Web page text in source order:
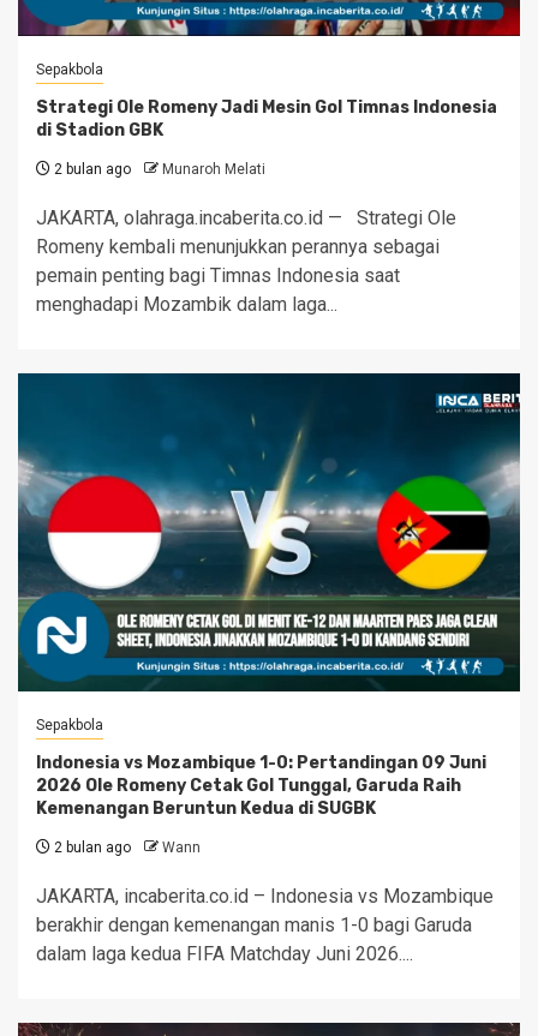
Sepakbola
Strategi Ole Romeny Jadi Mesin Gol Timnas Indonesia
di Stadion GBK
2 bulan ago Munaroh Melati
JAKARTA, olahraga.incaberita.co.id — Strategi Ole
Romeny kembali menunjukkan perannya sebagai
pemain penting bagi Timnas Indonesia saat
menghadapi Mozambik dalam laga...
Sepakbola
Indonesia vs Mozambique 1-0: Pertandingan 09 Juni
2026 Ole Romeny Cetak Gol Tunggal, Garuda Raih
Kemenangan Beruntun Kedua di SUGBK
2 bulan ago Wann
JAKARTA, incaberita.co.id – Indonesia vs Mozambique
berakhir dengan kemenangan manis 1-0 bagi Garuda
dalam laga kedua FIFA Matchday Juni 2026....